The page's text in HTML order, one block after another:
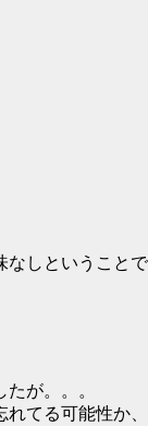
なしということで
が。。。
てる可能性か、